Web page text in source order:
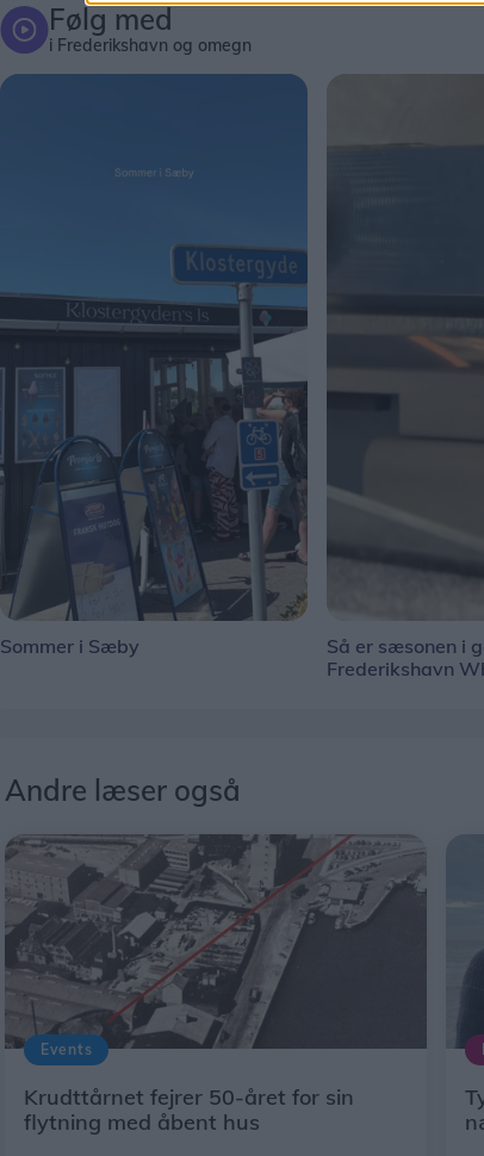
Følg med
i Frederikshavn og omegn
Sommer i Sæby
Så er sæsonen i
Frederikshavn
Andre læser også
Events
Krudttårnet fejrer 50-året for sin
flytning med åbent hus